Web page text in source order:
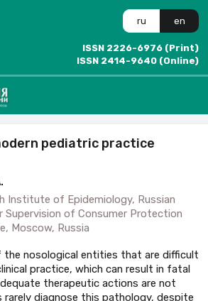
ru en
ISSN 2226-6976 (Print)
ISSN 2414-9640 (Online)
pediatric practice
Institute of Epidemiology, Russian
Supervision of Consumer Protection
Moscow, Russia
the nosological entities that are difficult
practice, which can result in fatal
therapeutic actions are not
rarely diagnose this pathology, despite